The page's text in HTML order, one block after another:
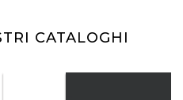
CATALOGHI